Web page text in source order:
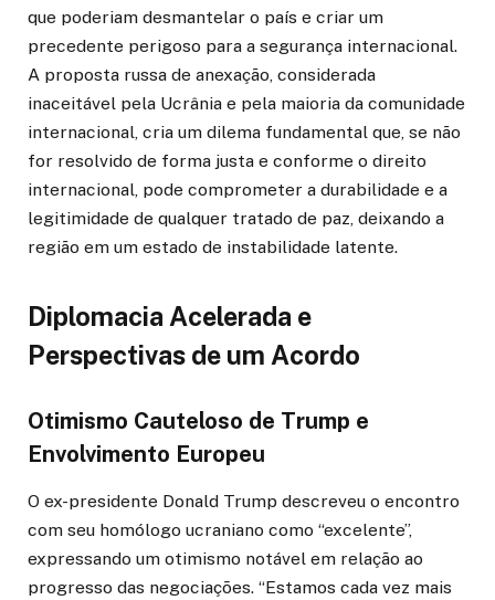
que poderiam desmantelar o país e criar um
precedente perigoso para a segurança internacional.
A proposta russa de anexação, considerada
inaceitável pela Ucrânia e pela maioria da comunidade
internacional, cria um dilema fundamental que, se não
for resolvido de forma justa e conforme o direito
internacional, pode comprometer a durabilidade e a
legitimidade de qualquer tratado de paz, deixando a
região em um estado de instabilidade latente.
Diplomacia Acelerada e
Perspectivas de um Acordo
Otimismo Cauteloso de Trump e
Envolvimento Europeu
O ex-presidente Donald Trump descreveu o encontro
com seu homólogo ucraniano como “excelente”,
expressando um otimismo notável em relação ao
progresso das negociações. “Estamos cada vez mais